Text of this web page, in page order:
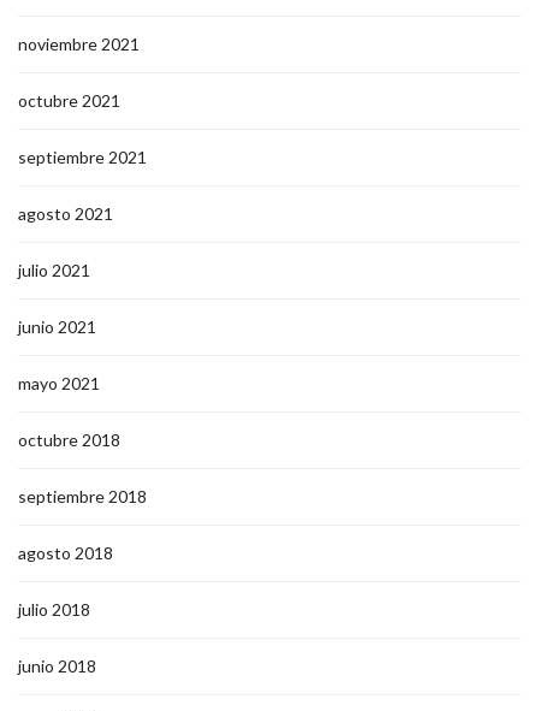
noviembre 2021
octubre 2021
septiembre 2021
agosto 2021
julio 2021
junio 2021
mayo 2021
octubre 2018
septiembre 2018
agosto 2018
julio 2018
junio 2018